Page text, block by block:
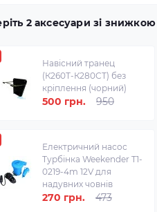
2 аксесуари зі знижкою
Навісний транец
(К260Т-К280СТ) без
кріплення (чорний)
500 грн. 950
Електричний насос
Турбінка Weekender T1-
0219-4m 12V для
надувних човнів
270 грн. 473